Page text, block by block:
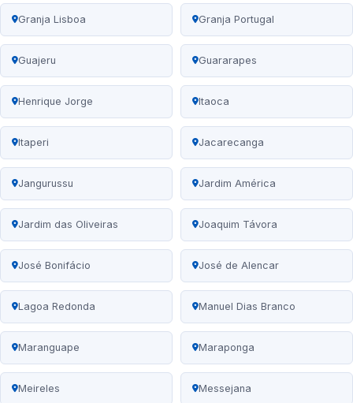
Granja Lisboa Granja Portugal
Guajeru Guararapes
Henrique Jorge Itaoca
Itaperi Jacarecanga
Jangurussu Jardim América
Jardim das Oliveiras Joaquim Távora
José Bonifácio José de Alencar
Lagoa Redonda Manuel Dias Branco
Maranguape Maraponga
Meireles Messejana